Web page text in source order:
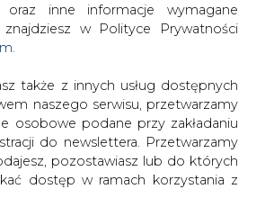
CIRE.TV
oraz inne informacje wymagane
w Polityce Prywatności
także z innych usług dostępnych
naszego serwisu, przetwarzamy
osobowe podane przy zakładaniu
do newslettera. Przetwarzamy
pozostawiasz lub do których
dostęp w ramach korzystania z
SERWIS INFORMACYJNY CIRE
rozbudowa Opola potrzebna naszej